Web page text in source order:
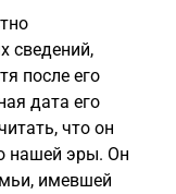
сведений,
после его
дата его
что он
нашей эры. Он
имевшей